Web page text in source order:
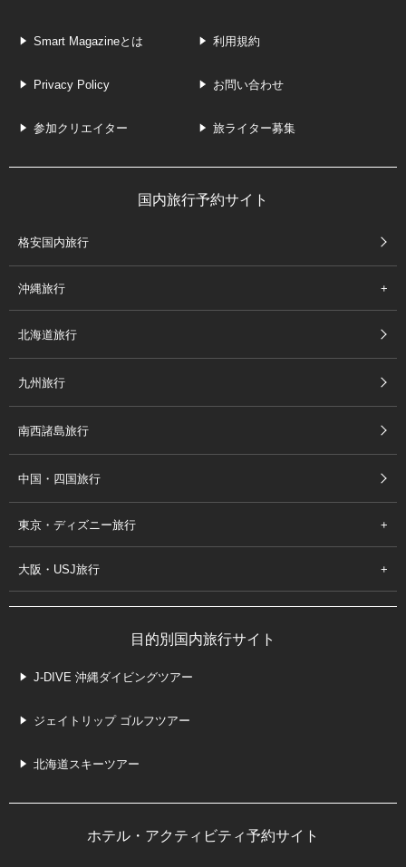
Smart Magazineとは 利用規約
Privacy Policy お問い合わせ
参加クリエイター 旅ライター募集
国内旅行予約サイト
格安国内旅行
沖縄旅行
北海道旅行
九州旅行
南西諸島旅行
中国・四国旅行
東京・ディズニー旅行
大阪・USJ旅行
目的別国内旅行サイト
J-DIVE 沖縄ダイビングツアー
ジェイトリップ ゴルフツアー
北海道スキーツアー
ホテル・アクティビティ予約サイト